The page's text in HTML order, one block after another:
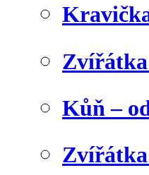
Kůň –
Zvířátka